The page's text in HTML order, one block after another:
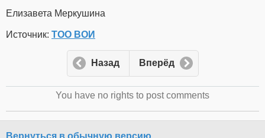
Елизавета Меркушина
Источник: ТОО ВОИ
Назад Вперёд
You have no rights to post comments
Вернуться в обычную версию